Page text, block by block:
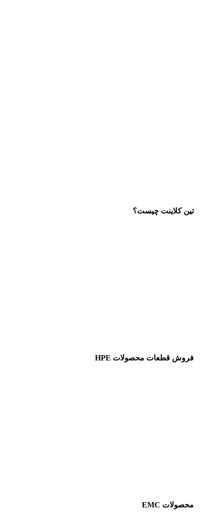
تین کلاینت چیست؟
فروش قطعات محصولات HPE
محصولات EMC